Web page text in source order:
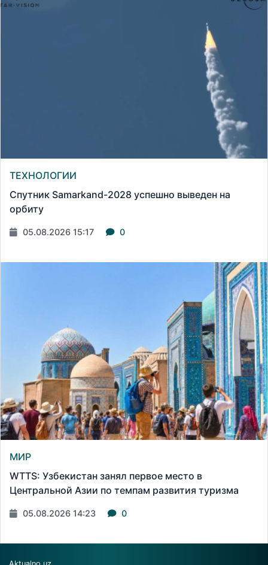
ТЕХНОЛОГИИ
Спутник Samarkand-2028 успешно выведен на
орбиту
05.08.2026 15:17 0
МИР
WTTS: Узбекистан занял первое место в
Центральной Азии по темпам развития туризма
05.08.2026 14:23 0